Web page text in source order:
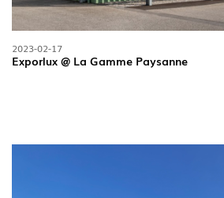
2023-02-17
Exporlux @ La Gamme Paysanne